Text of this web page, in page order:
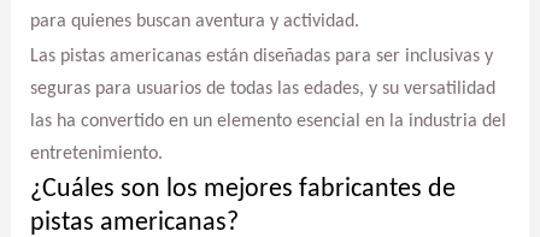
para quienes buscan aventura y actividad.
Las pistas americanas están diseñadas para ser inclusivas y
seguras para usuarios de todas las edades, y su versatilidad
las ha convertido en un elemento esencial en la industria del
entretenimiento.
¿Cuáles son los mejores fabricantes de
pistas americanas?